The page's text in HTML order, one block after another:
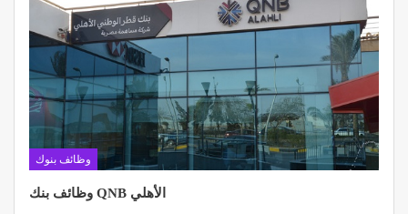
وظائف بنوك
وظائف بنك QNB الأهلي